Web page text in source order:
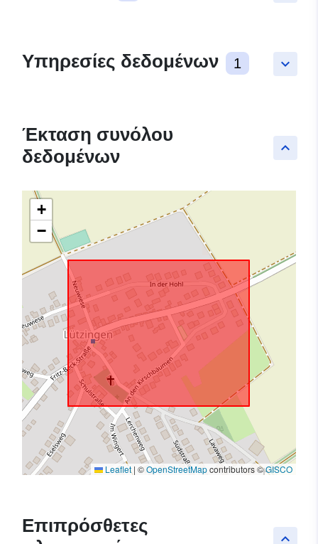
keyboard_arrow_down
Υπηρεσίες δεδομένων 1
keyboard_arrow_up
Έκταση συνόλου
δεδομένων
+
−
Leaflet | ©OpenStreetMapcontributors ©GISCO
keyboard_arrow_up
Επιπρόσθετες